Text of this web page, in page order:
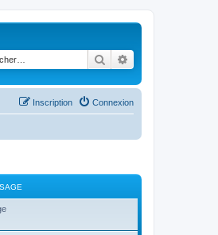
Rechercher
Connexion
Inscription